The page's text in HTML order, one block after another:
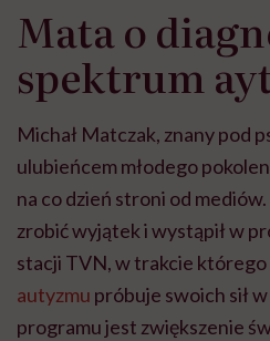
Mata o
spektrum
Michał Matczak, znany pod
ulubieńcem młodego
na co dzień stroni od
zrobić wyjątek i wystąpił w
stacji TVN, w trakcie
autyzmu próbuje swoich sił
programu jest zwiększenie